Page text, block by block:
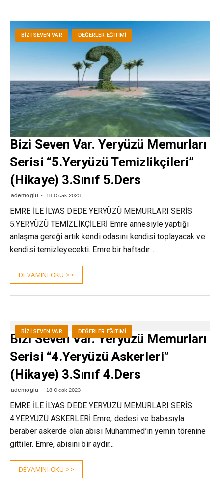
BIZI SEVEN VAR DEĞERLER EĞITIMI
Bizi Seven Var. Yeryüzü Memurları
Serisi “5.Yeryüzü Temizlikçileri”
(Hikaye) 3.Sınıf 5.Ders
ademoglu 18 Ocak 2023
EMRE İLE İLYAS DEDE YERYÜZÜ MEMURLARI SERİSİ
5.YERYÜZÜ TEMİZLİKÇİLERİ Emre annesiyle yaptığı
anlaşma gereği artık kendi odasını kendisi toplayacak ve
kendisi temizleyecekti. Emre bir haftadır…
DEVAMINI OKU >>
BIZI SEVEN VAR DEĞERLER EĞITIMI
Bizi Seven Var. Yeryüzü Memurları
Serisi “4.Yeryüzü Askerleri”
(Hikaye) 3.Sınıf 4.Ders
ademoglu 18 Ocak 2023
EMRE İLE İLYAS DEDE YERYÜZÜ MEMURLARI SERİSİ
4.YERYÜZÜ ASKERLERİ Emre, dedesi ve babasıyla
beraber askerde olan abisi Muhammed’in yemin törenine
gittiler. Emre, abisini bir aydır…
DEVAMINI OKU >>